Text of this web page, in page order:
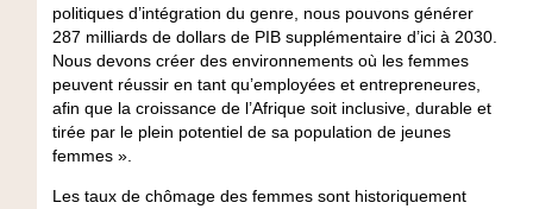
politiques d’intégration du genre, nous pouvons générer
287 milliards de dollars de PIB supplémentaire d’ici à 2030.
Nous devons créer des environnements où les femmes
peuvent réussir en tant qu’employées et entrepreneures,
afin que la croissance de l’Afrique soit inclusive, durable et
tirée par le plein potentiel de sa population de jeunes
femmes ».
Les taux de chômage des femmes sont historiquement